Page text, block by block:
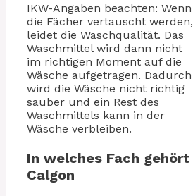
IKW-Angaben beachten: Wenn
die Fächer vertauscht werden,
leidet die Waschqualität. Das
Waschmittel wird dann nicht
im richtigen Moment auf die
Wäsche aufgetragen. Dadurch
wird die Wäsche nicht richtig
sauber und ein Rest des
Waschmittels kann in der
Wäsche verbleiben.
In welches Fach gehört
Calgon